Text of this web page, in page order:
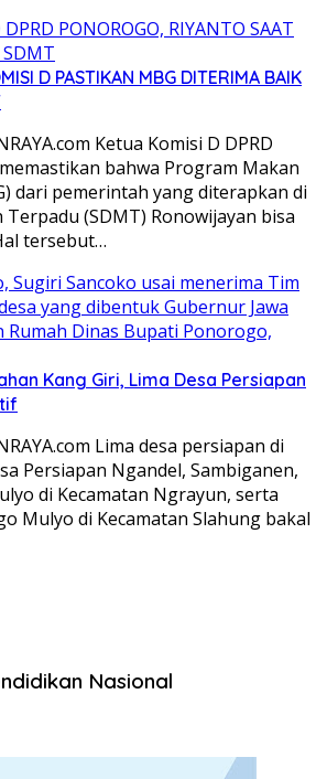
D PASTIKAN MBG DITERIMA BAIK
Ketua Komisi D DPRD
bahwa Program Makan
dari pemerintah yang diterapkan di
Terpadu (SDMT) Ronowijayan bisa
tersebut…
Kang Giri, Lima Desa Persiapan
Lima desa persiapan di
Persiapan Ngandel, Sambiganen,
di Kecamatan Ngrayun, serta
Mulyo di Kecamatan Slahung bakal
Nasional